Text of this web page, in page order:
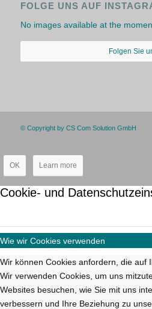
FOLGE UNS AUF
No images available at the
Folgen Sie
© Copyright by CS Com Solution GmbH
OK Learn more
Cookie- und
Wie wir Cookies verwenden
Wir können Cookies anfordern, die auf
Wir verwenden Cookies, um uns
Websites besuchen, wie Sie mit uns
verbessern und Ihre Beziehung zu